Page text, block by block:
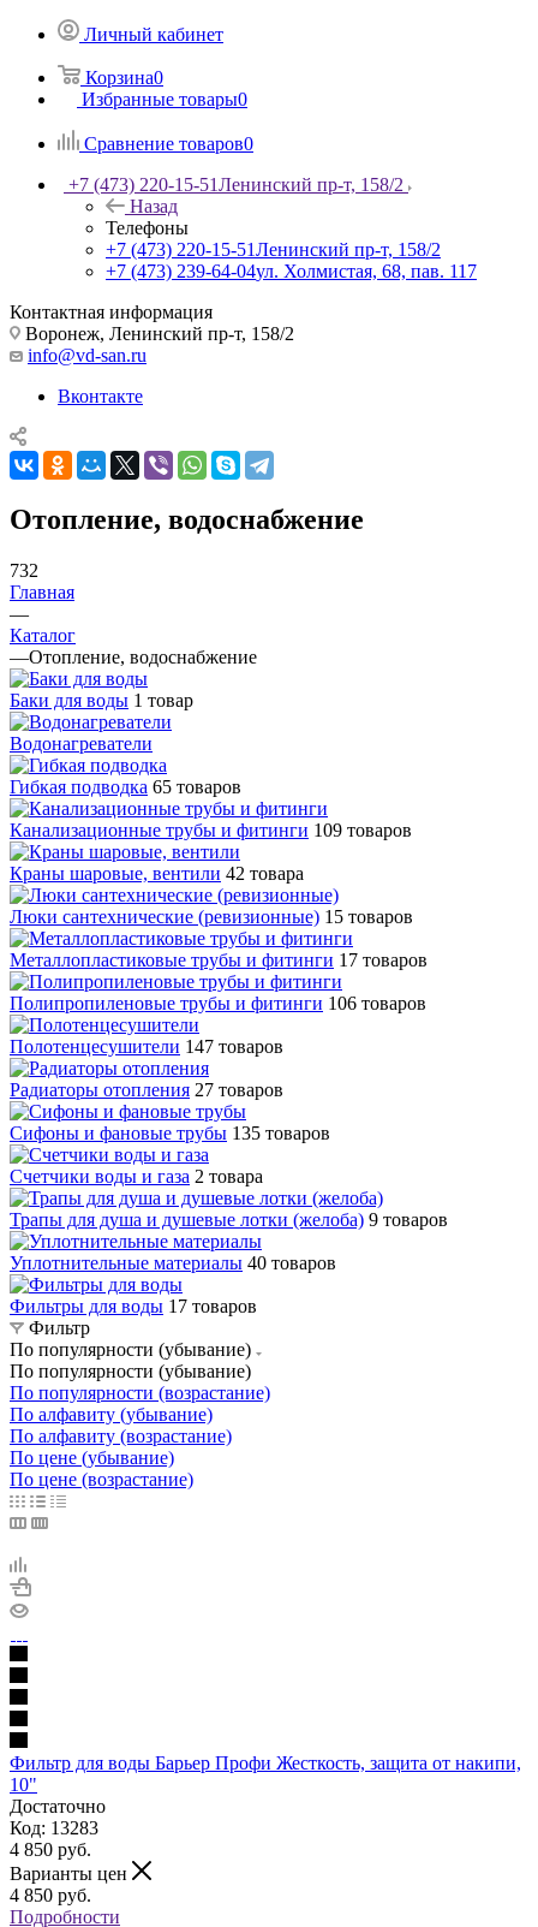
Личный кабинет
Корзина0
Избранные товары0
Сравнение товаров0
+7 (473) 220-15-51Ленинский пр-т, 158/2
Назад
Телефоны
+7 (473) 220-15-51Ленинский пр-т, 158/2
+7 (473) 239-64-04ул. Холмистая, 68, пав. 117
Контактная информация
Воронеж, Ленинский пр-т, 158/2
info@vd-san.ru
Вконтакте
Отопление, водоснабжение
732
Главная
—
Каталог
—Отопление, водоснабжение
Баки для воды 1 товар
Водонагреватели
Гибкая подводка 65 товаров
Канализационные трубы и фитинги 109 товаров
Краны шаровые, вентили 42 товара
Люки сантехнические (ревизионные) 15 товаров
Металлопластиковые трубы и фитинги 17 товаров
Полипропиленовые трубы и фитинги 106 товаров
Полотенцесушители 147 товаров
Радиаторы отопления 27 товаров
Сифоны и фановые трубы 135 товаров
Счетчики воды и газа 2 товара
Трапы для душа и душевые лотки (желоба) 9 товаров
Уплотнительные материалы 40 товаров
Фильтры для воды 17 товаров
Фильтр
По популярности (убывание)
По популярности (убывание)
По популярности (возрастание)
По алфавиту (убывание)
По алфавиту (возрастание)
По цене (убывание)
По цене (возрастание)
Фильтр для воды Барьер Профи Жесткость, защита от накипи,
10"
Достаточно
Код: 13283
4 850 руб.
Варианты цен
4 850 руб.
Подробности